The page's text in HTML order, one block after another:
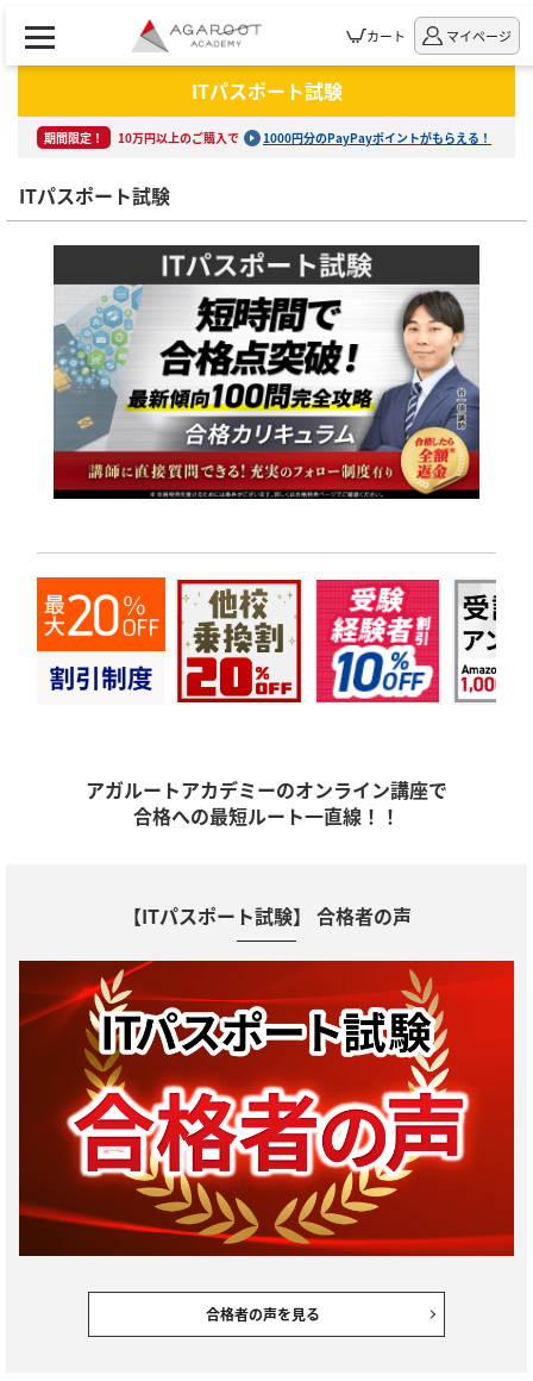
カート マイページ
ITパスポート試験
期間限定！ 10万円以上のご購入で 1000円分のPayPayポイントがもらえる！
ITパスポート試験
アガルートアカデミーのオンライン講座で
合格への最短ルート一直線！！
【ITパスポート試験】 合格者の声
合格者の声を見る